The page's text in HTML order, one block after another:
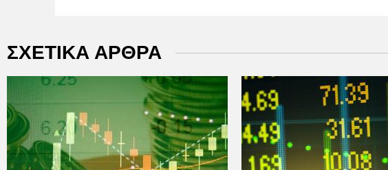
ΣΧΕΤΙΚΑ ΑΡΘΡΑ